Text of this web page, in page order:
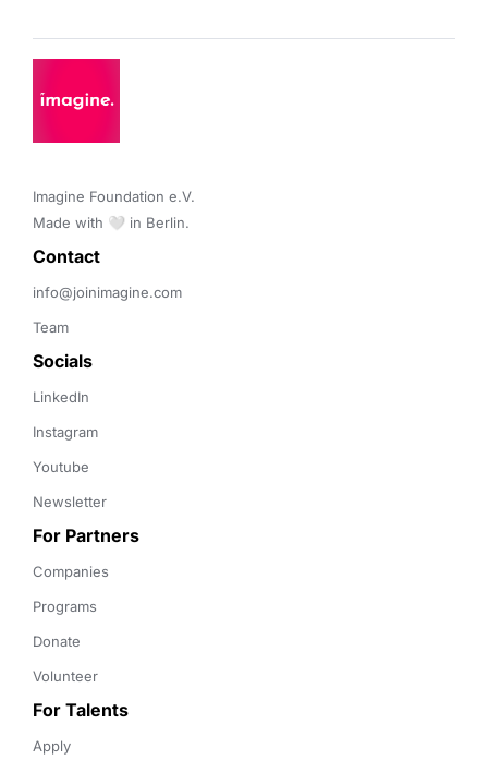
Imagine Foundation e.V.
Made with 🤍 in Berlin.
Contact
info@joinimagine.com
Team
Socials
LinkedIn
Instagram
Youtube
Newsletter
For Partners
Companies
Programs
Donate
Volunteer
For Talents
Apply